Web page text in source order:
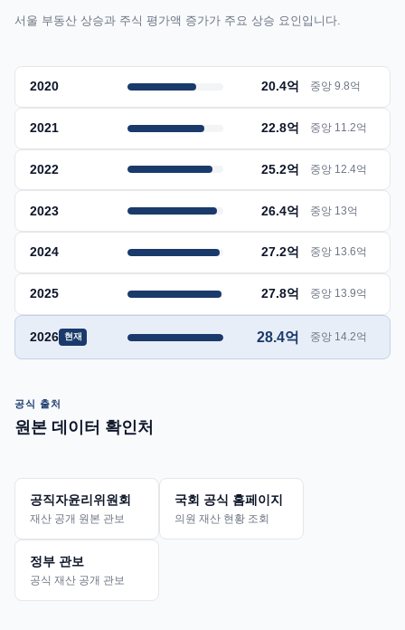
서울 부동산 상승과 주식 평가액 증가가 주요 상승 요인입니다.
2020 20.4억 중앙 9.8억
2021 22.8억 중앙 11.2억
2022 25.2억 중앙 12.4억
2023 26.4억 중앙 13억
2024 27.2억 중앙 13.6억
2025 27.8억 중앙 13.9억
2026 현재 28.4억 중앙 14.2억
공식 출처
원본 데이터 확인처
공직자윤리위원회
재산 공개 원본 관보
국회 공식 홈페이지
의원 재산 현황 조회
정부 관보
공식 재산 공개 관보